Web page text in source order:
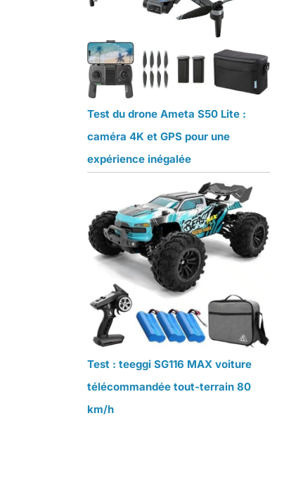
Test du drone Ameta S50 Lite :
caméra 4K et GPS pour une
expérience inégalée
Test : teeggi SG116 MAX voiture
télécommandée tout-terrain 80
km/h